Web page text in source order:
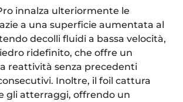
innalza ulteriormente le
a una superficie aumentata al
decolli fluidi a bassa velocità,
ridefinito, che offre un
reattività senza precedenti
Inoltre, il foil cattura
gli atterraggi, offrendo un